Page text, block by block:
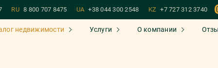
RU 8 800 707 8475 UA +38 044 300 2548 KZ +7 727 312 3740
недвижимости Услуги О компании